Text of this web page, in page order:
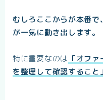
むしろここからが本番
が一気に動き出します。
特に重要なのは 「オフ
を整理して確認すること」